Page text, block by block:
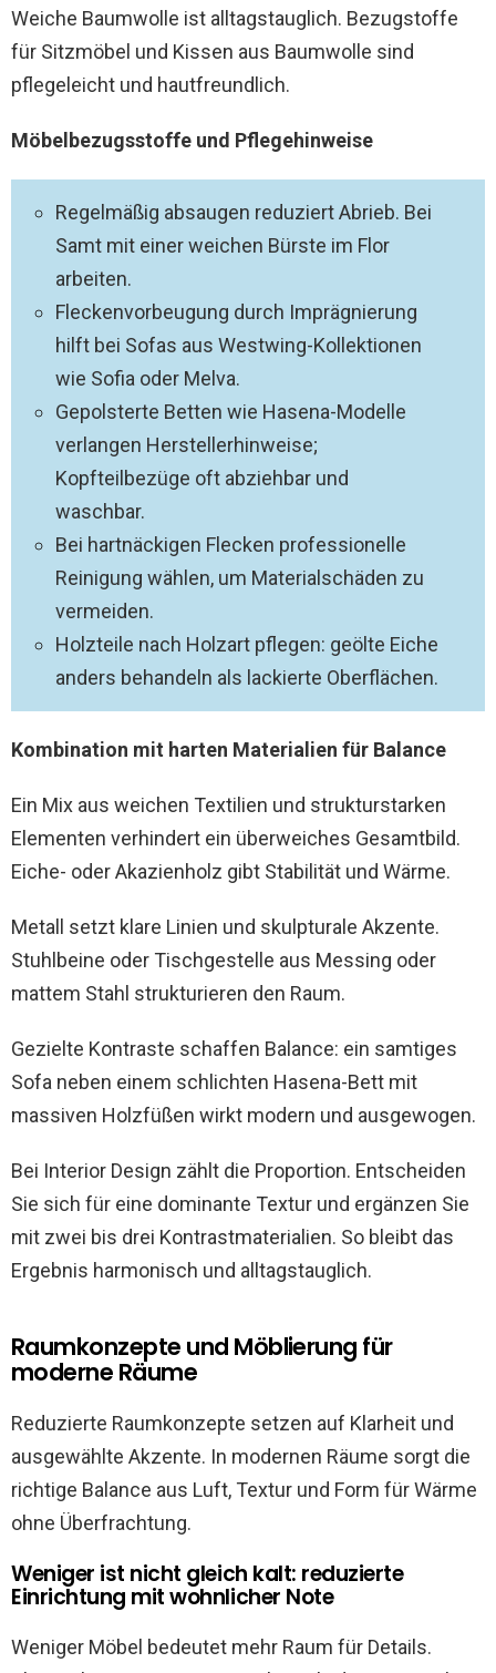
Weiche Baumwolle ist alltagstauglich. Bezugstoffe
für Sitzmöbel und Kissen aus Baumwolle sind
pflegeleicht und hautfreundlich.
Möbelbezugsstoffe und Pflegehinweise
Regelmäßig absaugen reduziert Abrieb. Bei
Samt mit einer weichen Bürste im Flor
arbeiten.
Fleckenvorbeugung durch Imprägnierung
hilft bei Sofas aus Westwing-Kollektionen
wie Sofia oder Melva.
Gepolsterte Betten wie Hasena-Modelle
verlangen Herstellerhinweise;
Kopfteilbezüge oft abziehbar und
waschbar.
Bei hartnäckigen Flecken professionelle
Reinigung wählen, um Materialschäden zu
vermeiden.
Holzteile nach Holzart pflegen: geölte Eiche
anders behandeln als lackierte Oberflächen.
Kombination mit harten Materialien für Balance
Ein Mix aus weichen Textilien und strukturstarken
Elementen verhindert ein überweiches Gesamtbild.
Eiche- oder Akazienholz gibt Stabilität und Wärme.
Metall setzt klare Linien und skulpturale Akzente.
Stuhlbeine oder Tischgestelle aus Messing oder
mattem Stahl strukturieren den Raum.
Gezielte Kontraste schaffen Balance: ein samtiges
Sofa neben einem schlichten Hasena-Bett mit
massiven Holzfüßen wirkt modern und ausgewogen.
Bei Interior Design zählt die Proportion. Entscheiden
Sie sich für eine dominante Textur und ergänzen Sie
mit zwei bis drei Kontrastmaterialien. So bleibt das
Ergebnis harmonisch und alltagstauglich.
Raumkonzepte und Möblierung für
moderne Räume
Reduzierte Raumkonzepte setzen auf Klarheit und
ausgewählte Akzente. In modernen Räume sorgt die
richtige Balance aus Luft, Textur und Form für Wärme
ohne Überfrachtung.
Weniger ist nicht gleich kalt: reduzierte
Einrichtung mit wohnlicher Note
Weniger Möbel bedeutet mehr Raum für Details.